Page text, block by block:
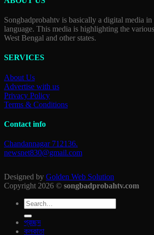
Songbadprobahtv is basically a digital media
language. This media is highlighting the
West Bengal and other states.
SERVICES
About Us
Advertise with us
Privacy Policy
Terms & Conditions
Contact info
Chandannagar 712136.
newsnet830@gmail.com
Designed by Golden Web Solution
Copyright 2026 © songbadprobahtv.com
প্রচ্ছদ
কলকাতা